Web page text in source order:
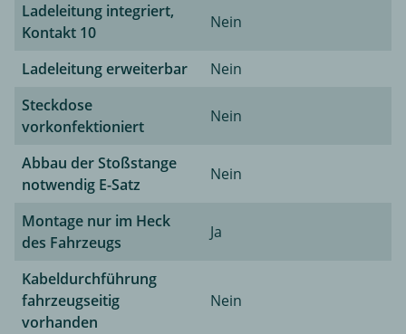
Ladeleitung integriert,
Kontakt 10
Nein
Ladeleitung erweiterbar
Nein
Steckdose
vorkonfektioniert
Nein
Abbau der Stoßstange
notwendig E-Satz
Nein
Montage nur im Heck
des Fahrzeugs
Ja
Kabeldurchführung
fahrzeugseitig
vorhanden
Nein